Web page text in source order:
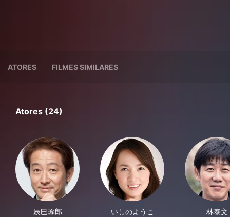
ATORES FILMES SIMILARES
Atores (24)
辰巳琢郎
いしのようこ
林泰文